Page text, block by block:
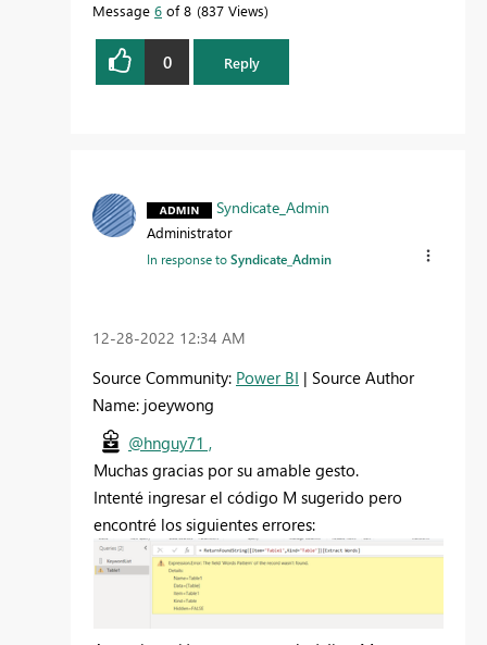
Message 6 of 8 837 Views
0 Reply
Syndicate_Admin
Administrator
In response toSyndicate_Admin
‎12-28-2022 12:34 AM
Source Community: Power BI | Source Author
Name: joeywong
@hnguy71 ,
Muchas gracias por su amable gesto.
Intenté ingresar el código M sugerido pero
encontré los siguientes errores: